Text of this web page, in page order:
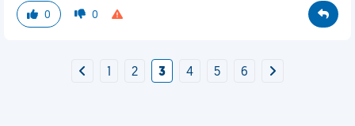
0 0
2 3 4 5 6